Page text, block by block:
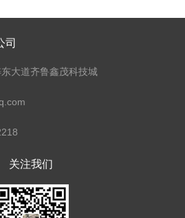
司
大道齐鲁鑫茂科技城
关注我们